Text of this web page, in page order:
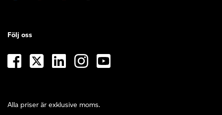
Alla priser är exklusive moms.
Följ oss